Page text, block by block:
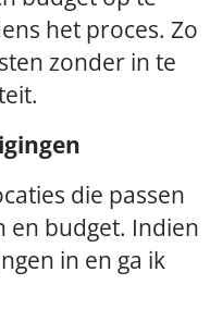
het proces. Zo
zonder in te
die passen
en budget. Indien
in en ga ik